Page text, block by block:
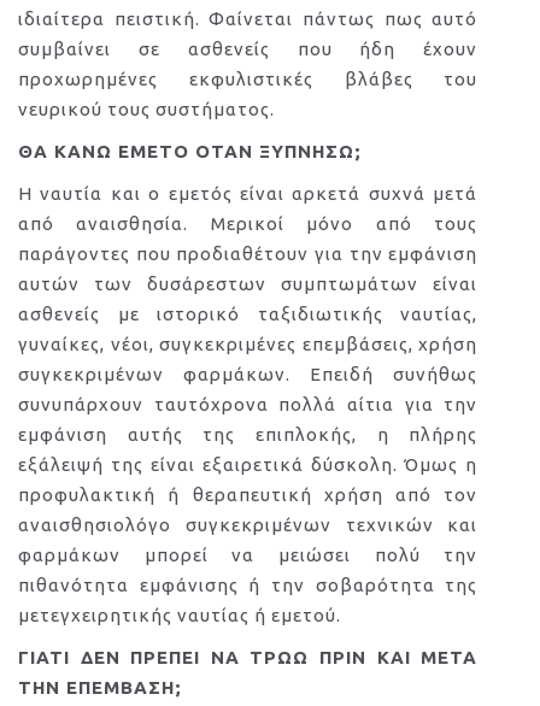
ιδιαίτερα πειστική. Φαίνεται πάντως πως αυτό
συμβαίνει σε ασθενείς που ήδη έχουν
προχωρημένες εκφυλιστικές βλάβες του
νευρικού τους συστήματος.
ΘΑ ΚΑΝΩ ΕΜΕΤΟ ΟΤΑΝ ΞΥΠΝΗΣΩ;
Η ναυτία και ο εμετός είναι αρκετά συχνά μετά
από αναισθησία. Μερικοί μόνο από τους
παράγοντες που προδιαθέτουν για την εμφάνιση
αυτών των δυσάρεστων συμπτωμάτων είναι
ασθενείς με ιστορικό ταξιδιωτικής ναυτίας,
γυναίκες, νέοι, συγκεκριμένες επεμβάσεις, χρήση
συγκεκριμένων φαρμάκων. Επειδή συνήθως
συνυπάρχουν ταυτόχρονα πολλά αίτια για την
εμφάνιση αυτής της επιπλοκής, η πλήρης
εξάλειψή της είναι εξαιρετικά δύσκολη. Όμως η
προφυλακτική ή θεραπευτική χρήση από τον
αναισθησιολόγο συγκεκριμένων τεχνικών και
φαρμάκων μπορεί να μειώσει πολύ την
πιθανότητα εμφάνισης ή την σοβαρότητα της
μετεγχειρητικής ναυτίας ή εμετού.
ΓΙΑΤΙ ΔΕΝ ΠΡΕΠΕΙ ΝΑ ΤΡΩΩ ΠΡΙΝ ΚΑΙ ΜΕΤΑ
ΤΗΝ ΕΠΕΜΒΑΣΗ;